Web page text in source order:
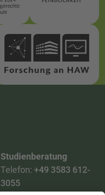
Studienberatung
Telefon: +49 3583 612-
3055